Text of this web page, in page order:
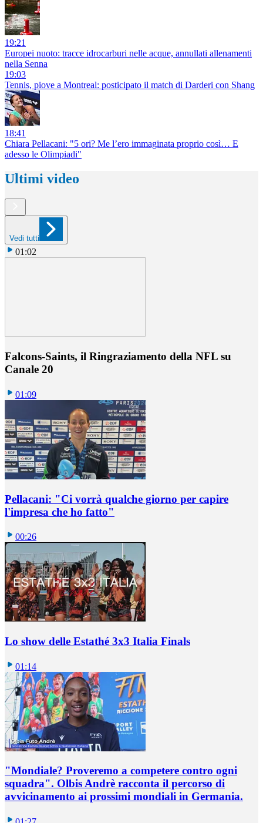
19:21
Europei nuoto: tracce idrocarburi nelle acque, annullati allenamenti
nella Senna
19:03
Tennis, piove a Montreal: posticipato il match di Darderi con Shang
18:41
Chiara Pellacani: "5 ori? Me l’ero immaginata proprio così… E
adesso le Olimpiadi"
Ultimi video
Vedi tutti
01:02
Falcons-Saints, il Ringraziamento della NFL su
Canale 20
01:09
Pellacani: "Ci vorrà qualche giorno per capire
l'impresa che ho fatto"
00:26
Lo show delle Estathé 3x3 Italia Finals
01:14
"Mondiale? Proveremo a competere contro ogni
squadra". Olbis Andrè racconta il percorso di
avvicinamento ai prossimi mondiali in Germania.